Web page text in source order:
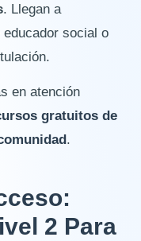
. Llegan a
social o
en atención
gratuitos de
.
2 Para